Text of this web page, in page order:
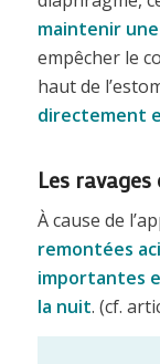
maintenir
empêcher le
haut de
directement
Les
À cause de
remontées
importantes
la nuit. (cf.